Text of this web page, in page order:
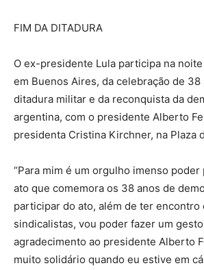
FIM DA DITADURA
O ex-presidente Lula participa na
em Buenos Aires, da celebração de 38
ditadura militar e da reconquista da
argentina, com o presidente Alberto
presidenta Cristina Kirchner, na Plaza
“Para mim é um orgulho imenso
ato que comemora os 38 anos de
participar do ato, além de ter encontro
sindicalistas, vou poder fazer um
agradecimento ao presidente Alberto
muito solidário quando eu estive em